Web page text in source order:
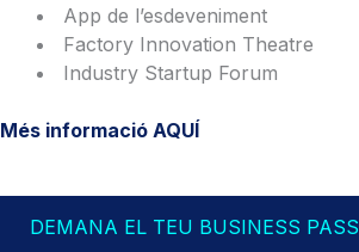
App de l’esdeveniment
Factory Innovation Theatre
Industry Startup Forum
Més informació AQUÍ
DEMANA EL TEU BUSINESS PASS